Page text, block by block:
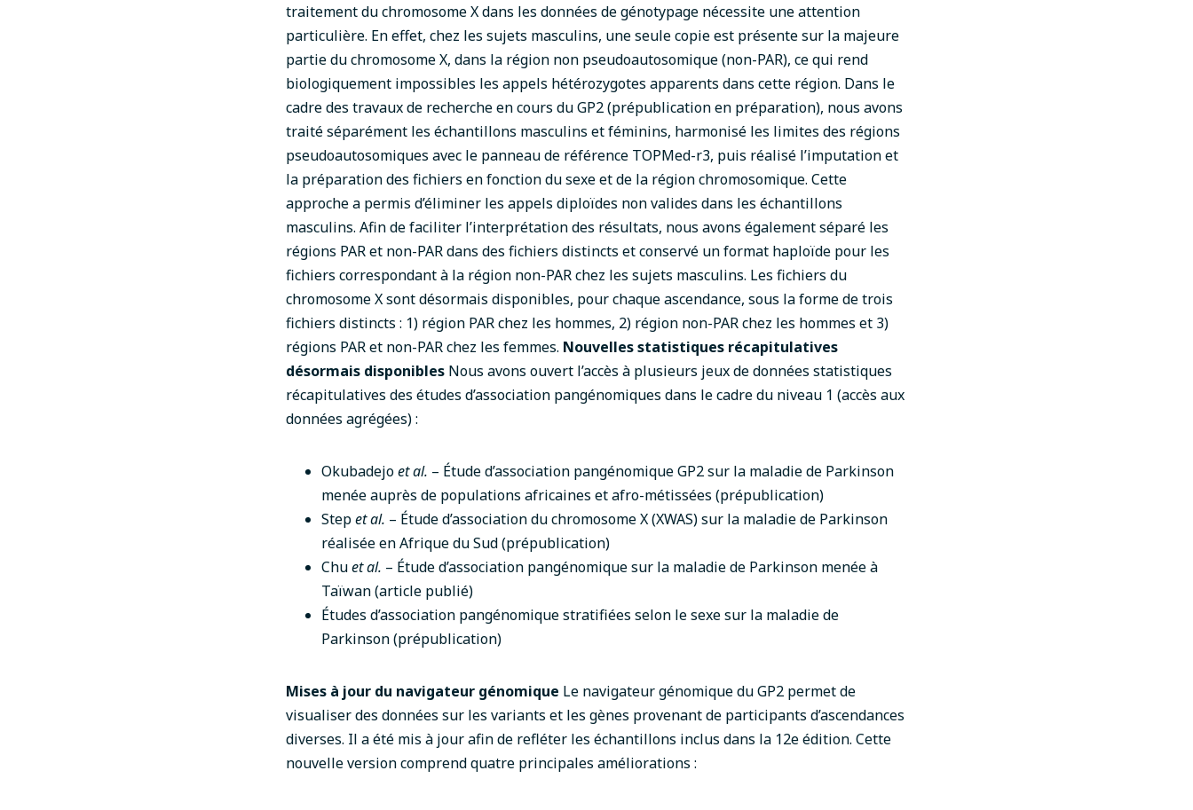
traitement du chromosome X dans les données de génotypage nécessite une attention
particulière. En effet, chez les sujets masculins, une seule copie est présente sur la majeure
partie du chromosome X, dans la région non pseudoautosomique (non-PAR), ce qui rend
biologiquement impossibles les appels hétérozygotes apparents dans cette région. Dans le
cadre des travaux de recherche en cours du GP2 (prépublication en préparation), nous avons
traité séparément les échantillons masculins et féminins, harmonisé les limites des régions
pseudoautosomiques avec le panneau de référence TOPMed-r3, puis réalisé l’imputation et
la préparation des fichiers en fonction du sexe et de la région chromosomique. Cette
approche a permis d’éliminer les appels diploïdes non valides dans les échantillons
masculins. Afin de faciliter l’interprétation des résultats, nous avons également séparé les
régions PAR et non-PAR dans des fichiers distincts et conservé un format haploïde pour les
fichiers correspondant à la région non-PAR chez les sujets masculins. Les fichiers du
chromosome X sont désormais disponibles, pour chaque ascendance, sous la forme de trois
fichiers distincts : 1) région PAR chez les hommes, 2) région non-PAR chez les hommes et 3)
régions PAR et non-PAR chez les femmes. Nouvelles statistiques récapitulatives
désormais disponibles Nous avons ouvert l’accès à plusieurs jeux de données statistiques
récapitulatives des études d’association pangénomiques dans le cadre du niveau 1 (accès aux
données agrégées) :
Okubadejoet al. – Étude d’association pangénomique GP2 sur la maladie de Parkinson
menée auprès de populations africaines et afro-métissées (prépublication)
Stepet al. – Étude d’association du chromosome X (XWAS) sur la maladie de Parkinson
réalisée en Afrique du Sud (prépublication)
Chuet al. – Étude d’association pangénomique sur la maladie de Parkinson menée à
Taïwan (article publié)
Études d’association pangénomique stratifiées selon le sexe sur la maladie de
Parkinson (prépublication)
Mises à jour du navigateur génomique Le navigateur génomique du GP2 permet de
visualiser des données sur les variants et les gènes provenant de participants d’ascendances
diverses. Il a été mis à jour afin de refléter les échantillons inclus dans la 12e édition. Cette
nouvelle version comprend quatre principales améliorations :